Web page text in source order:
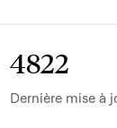
4822
Dernière mise à